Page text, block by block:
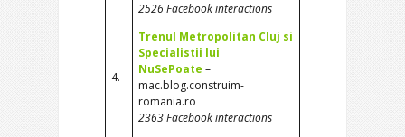
2526 Facebook interactions
4.
Trenul Metropolitan Cluj si
Specialistii lui
NuSePoate –
mac.blog.construim-
romania.ro
2363 Facebook interactions